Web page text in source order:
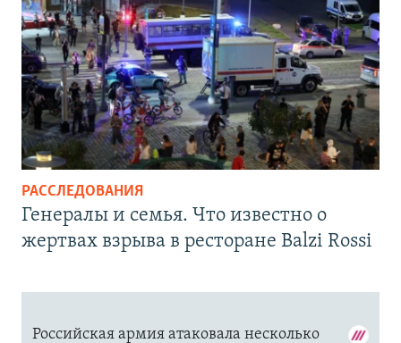
РАССЛЕДОВАНИЯ
Генералы и семья. Что известно о
жертвах взрыва в ресторане Balzi Rossi